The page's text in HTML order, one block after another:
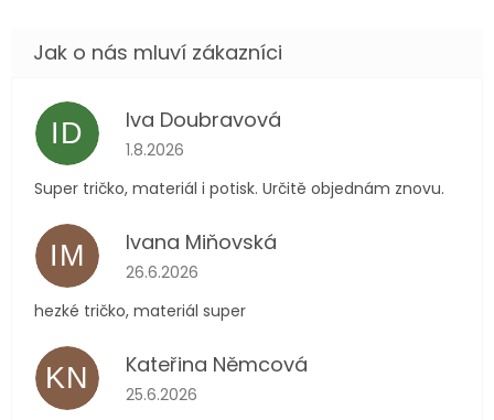
ID Iva Doubravová
Hodnocení obchodu je 5 z 5 hvězdiček.
1.8.2026
Super tričko, materiál i potisk. Určitě objednám znovu.
IM Ivana Miňovská
Hodnocení obchodu je 5 z 5 hvězdiček.
26.6.2026
hezké tričko, materiál super
KN Kateřina Němcová
Hodnocení obchodu je 5 z 5 hvězdiček.
25.6.2026